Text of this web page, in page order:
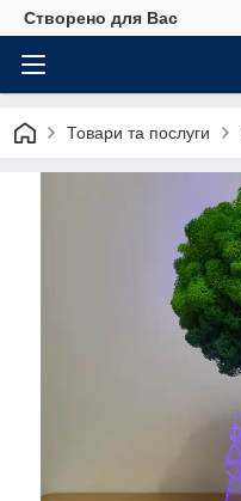
Створено для Вас
Товари та послуги